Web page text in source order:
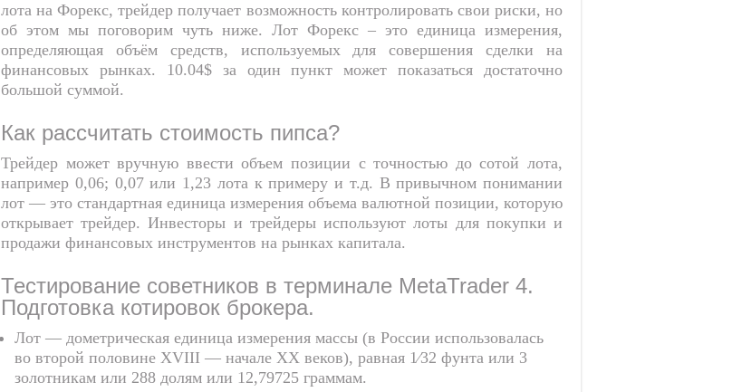
лота на Форекс, трейдер получает возможность контролировать свои риски, но
об этом мы поговорим чуть ниже. Лот Форекс – это единица измерения,
определяющая объём средств, используемых для совершения сделки на
финансовых рынках. 10.04$ за один пункт может показаться достаточно
большой суммой.
Как рассчитать стоимость пипса?
Трейдер может вручную ввести объем позиции с точностью до сотой лота,
например 0,06; 0,07 или 1,23 лота к примеру и т.д. В привычном понимании
лот — это стандартная единица измерения объема валютной позиции, которую
открывает трейдер. Инвесторы и трейдеры используют лоты для покупки и
продажи финансовых инструментов на рынках капитала.
Тестирование советников в терминале MetaTrader 4.
Подготовка котировок брокера.
Лот — дометрическая единица измерения массы (в России использовалась
во второй половине XVIII — начале XX веков), равная 1⁄32 фунта или 3
золотникам или 288 долям или 12,79725 граммам.